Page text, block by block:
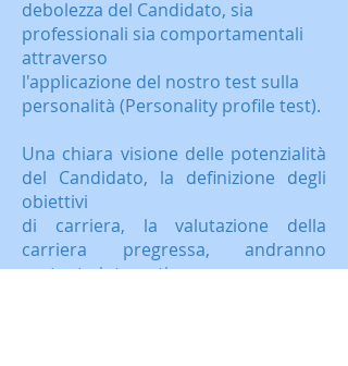
debolezza del Candidato, sia
professionali sia comportamentali
attraverso
l'applicazione del nostro test sulla
personalità (Personality profile test).
Una chiara visione delle potenzialità
del Candidato, la definizione degli
obiettivi
di carriera, la valutazione della
carriera pregressa, andranno
pertanto integrati